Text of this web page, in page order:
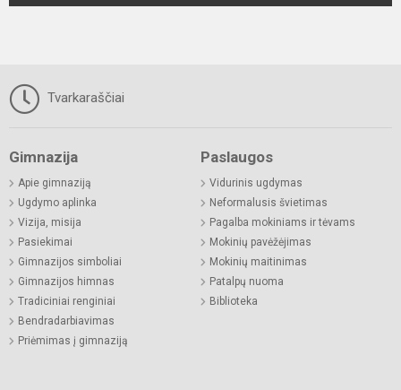
Tvarkaraščiai
Gimnazija
Apie gimnaziją
Ugdymo aplinka
Vizija, misija
Pasiekimai
Gimnazijos simboliai
Gimnazijos himnas
Tradiciniai renginiai
Bendradarbiavimas
Priėmimas į gimnaziją
Paslaugos
Vidurinis ugdymas
Neformalusis švietimas
Pagalba mokiniams ir tėvams
Mokinių pavėžėjimas
Mokinių maitinimas
Patalpų nuoma
Biblioteka